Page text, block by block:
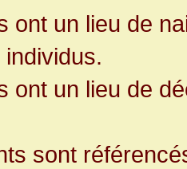
ont un lieu de
ont un lieu de
sont